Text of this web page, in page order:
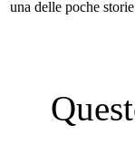
una delle poche